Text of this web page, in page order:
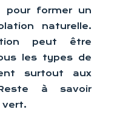
pour former un
naturelle.
peut être
les types de
surtout aux
à savoir
vert.